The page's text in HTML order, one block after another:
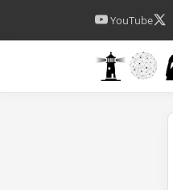
YouTube